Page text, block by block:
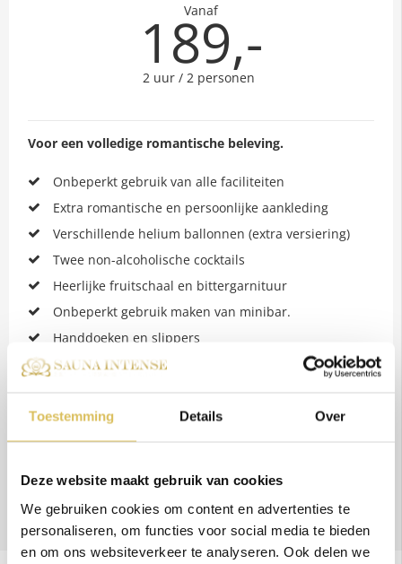
Toestemming Details Over
Deze website maakt gebruik van cookies
We gebruiken cookies om content en advertenties te
personaliseren, om functies voor social media te bieden
en om ons websiteverkeer te analyseren. Ook delen we
Vanaf
189,-
2 uur / 2 personen
Voor een volledige romantische beleving.
Onbeperkt gebruik van alle faciliteiten
Extra romantische en persoonlijke aankleding
Verschillende helium ballonnen (extra versiering)
Twee non-alcoholische cocktails
Heerlijke fruitschaal en bittergarnituur
Onbeperkt gebruik maken van minibar.
Handdoeken en slippers
Let op: prijs voor unit 1 en 2 met zwembad is €279
Reserveer nu